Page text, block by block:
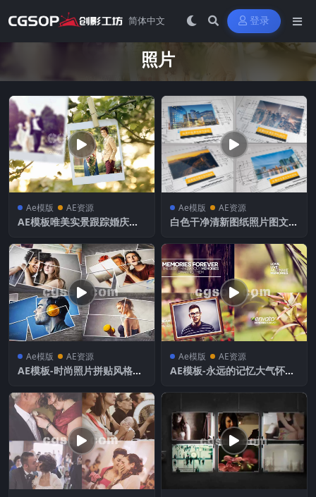
登录
照片
Ae模版 AE资源
AE模板唯美实景跟踪婚庆婚
Ae模版 AE资源
白色干净清新图纸照片图文A
Ae模版 AE资源
AE模板-时尚照片拼贴风格相
Ae模版 AE资源
AE模板-永远的记忆大气怀旧